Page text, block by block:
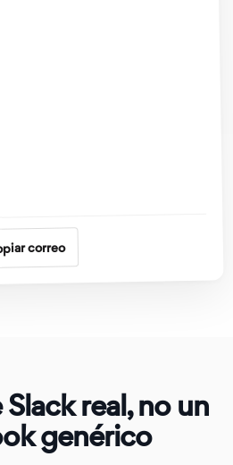
correo
real, no un
genérico